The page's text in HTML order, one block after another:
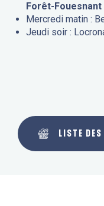
Forêt-Fouesnant
Mercredi matin :
Jeudi soir :
LISTE